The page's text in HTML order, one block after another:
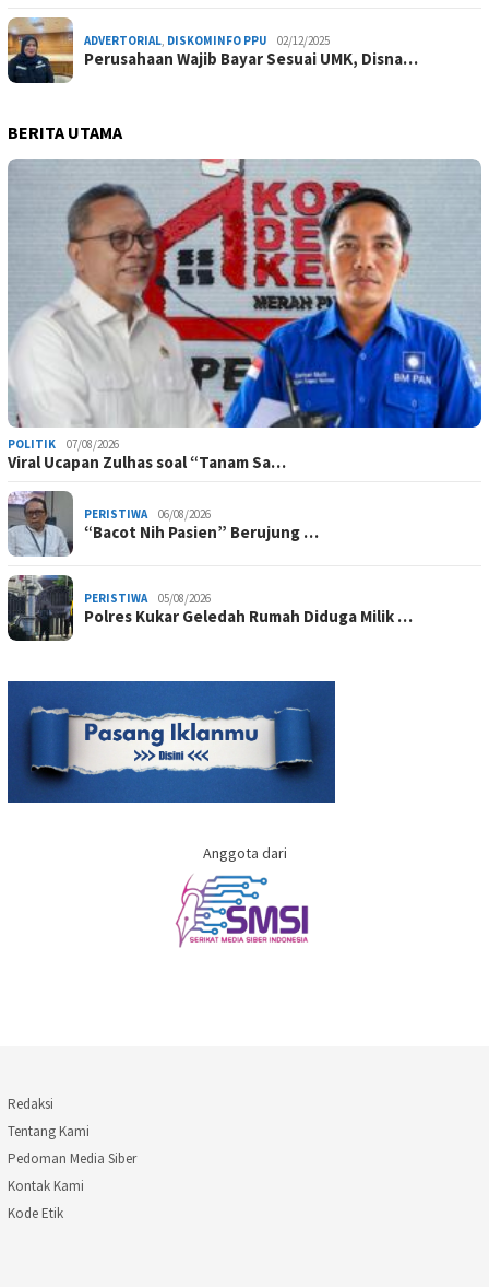
ADVERTORIAL, DISKOMINFO PPU 02/12/2025
Perusahaan Wajib Bayar Sesuai UMK, Disna…
BERITA UTAMA
POLITIK 07/08/2026
Viral Ucapan Zulhas soal “Tanam Sa…
PERISTIWA 06/08/2026
“Bacot Nih Pasien” Berujung …
PERISTIWA 05/08/2026
Polres Kukar Geledah Rumah Diduga Milik …
Anggota dari
Redaksi
Tentang Kami
Pedoman Media Siber
Kontak Kami
Kode Etik